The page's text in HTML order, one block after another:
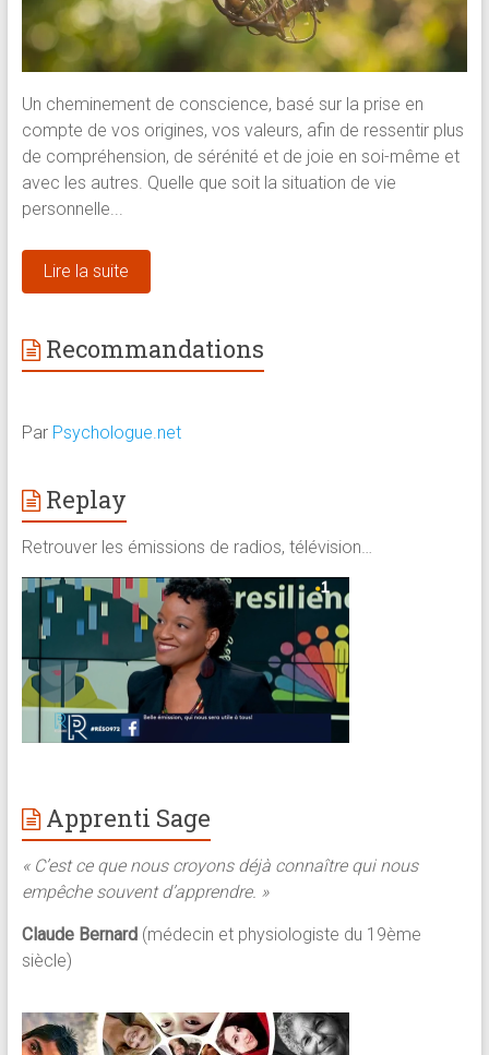
Un cheminement de conscience, basé sur la prise en
compte de vos origines, vos valeurs, afin de ressentir plus
de compréhension, de sérénité et de joie en soi-même et
avec les autres. Quelle que soit la situation de vie
personnelle...
Lire la suite
Recommandations
Par Psychologue.net
Replay
Retrouver les émissions de radios, télévision…
Apprenti Sage
« C’est ce que nous croyons déjà connaître qui nous
empêche souvent d’apprendre. »
Claude Bernard (médecin et physiologiste du 19ème
siècle)